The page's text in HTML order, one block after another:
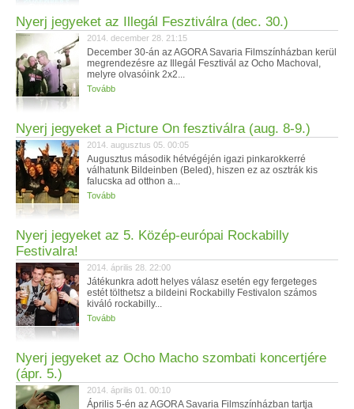
Nyerj jegyeket az Illegál Fesztiválra (dec. 30.)
2014. december 28. 21:15
December 30-án az AGORA Savaria Filmszínházban kerül
megrendezésre az Illegál Fesztivál az Ocho Machoval,
melyre olvasóink 2x2...
Tovább
Nyerj jegyeket a Picture On fesztiválra (aug. 8-9.)
2014. augusztus 05. 00:05
Augusztus második hétvégéjén igazi pinkarokkerré
válhatunk Bildeinben (Beled), hiszen ez az osztrák kis
falucska ad otthon a...
Tovább
Nyerj jegyeket az 5. Közép-európai Rockabilly
Festivalra!
2014. április 28. 22:00
Játékunkra adott helyes válasz esetén egy fergeteges
estét tölthetsz a bildeini Rockabilly Festivalon számos
kiváló rockabilly...
Tovább
Nyerj jegyeket az Ocho Macho szombati koncertjére
(ápr. 5.)
2014. április 01. 00:10
Április 5-én az AGORA Savaria Filmszínházban tartja